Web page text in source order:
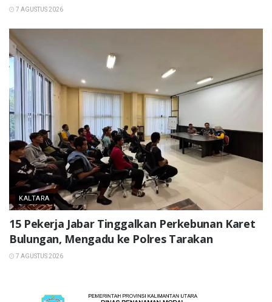
7 AGUSTUS 2026
KALTARA
15 Pekerja Jabar Tinggalkan Perkebunan Karet
Bulungan, Mengadu ke Polres Tarakan
7 AGUSTUS 2026